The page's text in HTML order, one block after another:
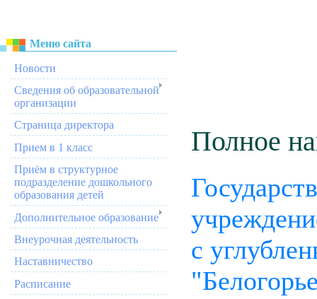
Меню сайта
Новости
Сведения об образовательной
организации
Страница директора
Прием в 1 класс
Приём в структурное
подразделение дошкольного
образования детей
Дополнительное образование
Внеурочная деятельность
Наставничество
Расписание
Полное
с